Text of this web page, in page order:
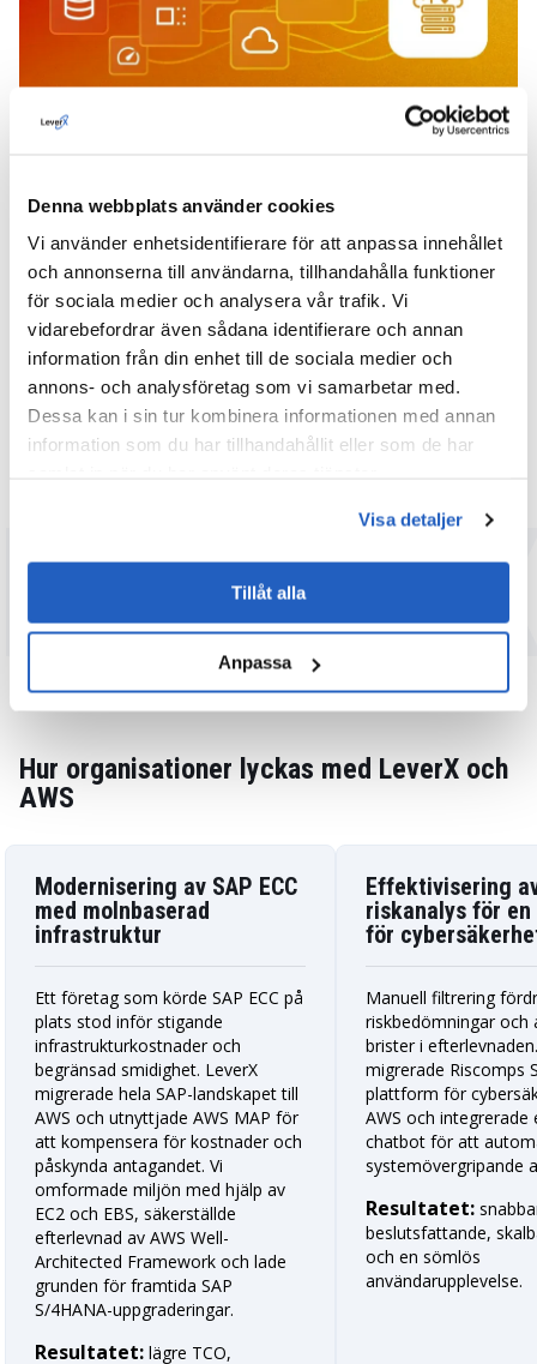
Denna webbplats använder cookies
Vi använder enhetsidentifierare för att anpassa innehållet
och annonserna till användarna, tillhandahålla funktioner
för sociala medier och analysera vår trafik. Vi
vidarebefordrar även sådana identifierare och annan
information från din enhet till de sociala medier och
annons- och analysföretag som vi samarbetar med.
Dessa kan i sin tur kombinera informationen med annan
information som du har tillhandahållit eller som de har
Visa detaljer
Tillåt alla
Anpassa
Sömlösa molnmigreringar
övergångar till AWS genom att tillämpa rätt strategi för
varje arbetsbelastning - oavsett om det handlar om lift-
and-shift, omplattformning, refaktorisering för
molnbaserade arkitekturer eller hybriddistributioner. Våra
migreringsstrategier minimerar driftstopp och störningar
och skapar förutsättningar för en framtidssäkrad och
skalbar molninfrastruktur.
Är du redo att bygga nästa steg med AWS
LÅT OSS PRATA
Hur organisationer lyckas med LeverX och
AWS
Modernisering av SAP ECC
med molnbaserad
infrastruktur
Ett företag som körde SAP ECC på
plats stod inför stigande
infrastrukturkostnader och
begränsad smidighet. LeverX
migrerade hela SAP-landskapet till
AWS och utnyttjade AWS MAP för
att kompensera för kostnader och
påskynda antagandet. Vi
omformade miljön med hjälp av
EC2 och EBS, säkerställde
efterlevnad av AWS Well-
Architected Framework och lade
grunden för framtida SAP
S/4HANA-uppgraderingar.
Resultatet: lägre TCO,
Effektivisering
riskanalys för
för
Manuell filtrering
riskbedömningar och
brister i
migrerade Riscomps
plattform för
AWS och integrerade
chatbot för att
systemövergripande
Resultatet:
beslutsfattande,
och en sömlös
användarupplevelse.